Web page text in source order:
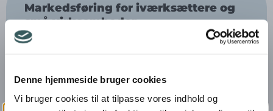
Denne hjemmeside bruger cookies
Vi bruger cookies til at tilpasse vores indhold og
Markedsføring for iværksættere og
små virksomheder
7. March 2024